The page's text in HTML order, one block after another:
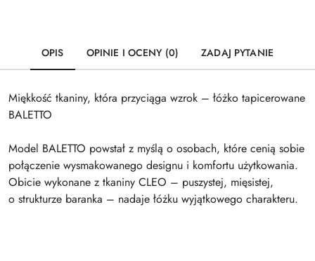
OPIS OPINIE I OCENY (0) ZADAJ PYTANIE
Miękkość tkaniny, która przyciąga wzrok – łóżko tapicerowane
BALETTO
Model BALETTO powstał z myślą o osobach, które cenią sobie
połączenie wysmakowanego designu i komfortu użytkowania.
Obicie wykonane z tkaniny CLEO – puszystej, mięsistej,
o strukturze baranka – nadaje łóżku wyjątkowego charakteru.